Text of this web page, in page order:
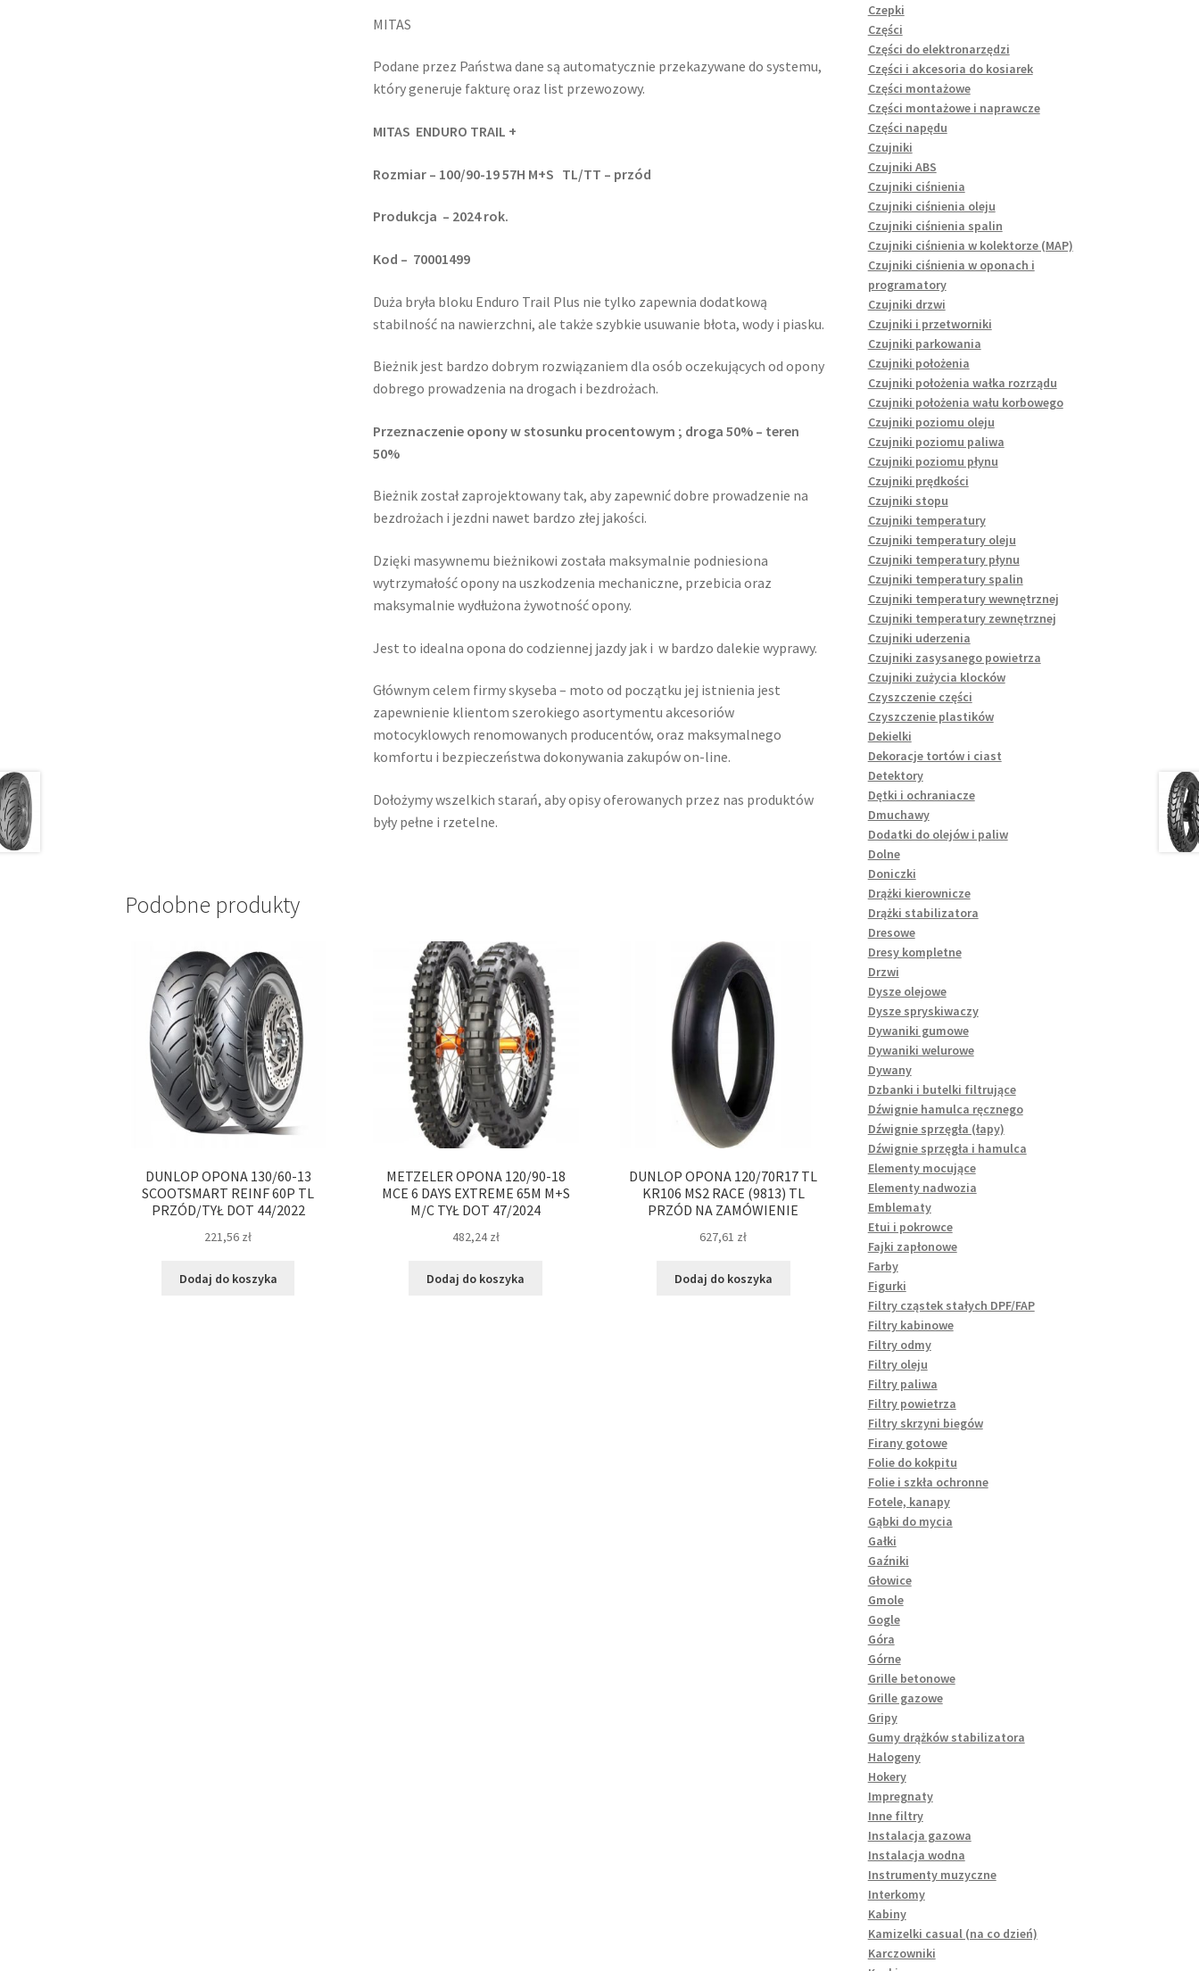
MITAS
Podane przez Państwa dane są automatycznie przekazywane do systemu,
który generuje fakturę oraz list przewozowy.
MITAS ENDURO TRAIL +
Rozmiar – 100/90-19 57H M+S TL/TT – przód
Produkcja – 2024 rok.
Kod – 70001499
Duża bryła bloku Enduro Trail Plus nie tylko zapewnia dodatkową
stabilność na nawierzchni, ale także szybkie usuwanie błota, wody i piasku.
Bieżnik jest bardzo dobrym rozwiązaniem dla osób oczekujących od opony
dobrego prowadzenia na drogach i bezdrożach.
Przeznaczenie opony w stosunku procentowym ; droga 50% – teren
50%
Bieżnik został zaprojektowany tak, aby zapewnić dobre prowadzenie na
bezdrożach i jezdni nawet bardzo złej jakości.
Dzięki masywnemu bieżnikowi została maksymalnie podniesiona
wytrzymałość opony na uszkodzenia mechaniczne, przebicia oraz
maksymalnie wydłużona żywotność opony.
Jest to idealna opona do codziennej jazdy jak i w bardzo dalekie wyprawy.
Głównym celem firmy skyseba – moto od początku jej istnienia jest
zapewnienie klientom szerokiego asortymentu akcesoriów
motocyklowych renomowanych producentów, oraz maksymalnego
komfortu i bezpieczeństwa dokonywania zakupów on-line.
Dołożymy wszelkich starań, aby opisy oferowanych przez nas produktów
były pełne i rzetelne.
Podobne produkty
DUNLOP OPONA 130/60-13
SCOOTSMART REINF 60P TL
PRZÓD/TYŁ DOT 44/2022
221,56 zł
Dodaj do koszyka
METZELER OPONA 120/90-18
MCE 6 DAYS EXTREME 65M M+S
M/C TYŁ DOT 47/2024
482,24zł
Dodaj do koszyka
DUNLOP OPONA 120/70R17 TL
KR106 MS2 RACE (9813) TL
PRZÓD NA ZAMÓWIENIE
627,61 zł
Dodaj do koszyka
Czepki
Części
Części do elektronarzędzi
Części i akcesoria do kosiarek
Części montażowe
Części montażowe i naprawcze
Części napędu
Czujniki
Czujniki ABS
Czujniki ciśnienia
Czujniki ciśnienia oleju
Czujniki ciśnienia spalin
Czujniki ciśnienia w kolektorze (MAP)
Czujniki ciśnienia w oponach i
programatory
Czujniki drzwi
Czujniki i przetworniki
Czujniki parkowania
Czujniki położenia
Czujniki położenia wałka rozrządu
Czujniki położenia wału korbowego
Czujniki poziomu oleju
Czujniki poziomu paliwa
Czujniki poziomu płynu
Czujniki prędkości
Czujniki stopu
Czujniki temperatury
Czujniki temperatury oleju
Czujniki temperatury płynu
Czujniki temperatury spalin
Czujniki temperatury wewnętrznej
Czujniki temperatury zewnętrznej
Czujniki uderzenia
Czujniki zasysanego powietrza
Czujniki zużycia klocków
Czyszczenie części
Czyszczenie plastików
Dekielki
Dekoracje tortów i ciast
Detektory
Dętki i ochraniacze
Dmuchawy
Dodatki do olejów i paliw
Dolne
Doniczki
Drążki kierownicze
Drążki stabilizatora
Dresowe
Dresy kompletne
Drzwi
Dysze olejowe
Dysze spryskiwaczy
Dywaniki gumowe
Dywaniki welurowe
Dywany
Dzbanki i butelki filtrujące
Dźwignie hamulca ręcznego
Dźwignie sprzęgła (łapy)
Dźwignie sprzęgła i hamulca
Elementy mocujące
Elementy nadwozia
Emblematy
Etui i pokrowce
Fajki zapłonowe
Farby
Figurki
Filtry cząstek stałych DPF/FAP
Filtry kabinowe
Filtry odmy
Filtry oleju
Filtry paliwa
Filtry powietrza
Filtry skrzyni biegów
Firany gotowe
Folie do kokpitu
Folie i szkła ochronne
Fotele, kanapy
Gąbki do mycia
Gałki
Gaźniki
Głowice
Gmole
Gogle
Góra
Górne
Grille betonowe
Grille gazowe
Gripy
Gumy drążków stabilizatora
Halogeny
Hokery
Impregnaty
Inne filtry
Instalacja gazowa
Instalacja wodna
Instrumenty muzyczne
Interkomy
Kabiny
Kamizelki casual (na co dzień)
Karczowniki